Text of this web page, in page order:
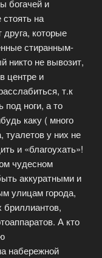
богачей и
на
друга, которые
стиранным-
никто не вывозит,
центре и
т.к
под ноги, а то
каку ( много
туалетов у них не
и «благоухать»!
чудесном
аккуратными и
улицам города,
бриллиантов,
А кто
набережной